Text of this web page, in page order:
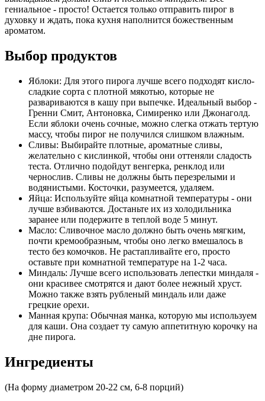
гениальное - просто! Остается только отправить пирог в
духовку и ждать, пока кухня наполнится божественным
ароматом.
Выбор продуктов
Яблоки: Для этого пирога лучше всего подходят кисло-
сладкие сорта с плотной мякотью, которые не
развариваются в кашу при выпечке. Идеальный выбор -
Гренни Смит, Антоновка, Симиренко или Джонаголд.
Если яблоки очень сочные, можно слегка отжать тертую
массу, чтобы пирог не получился слишком влажным.
Сливы: Выбирайте плотные, ароматные сливы,
желательно с кислинкой, чтобы они оттеняли сладость
теста. Отлично подойдут венгерка, ренклод или
чернослив. Сливы не должны быть перезрелыми и
водянистыми. Косточки, разумеется, удаляем.
Яйца: Используйте яйца комнатной температуры - они
лучше взбиваются. Достаньте их из холодильника
заранее или подержите в теплой воде 5 минут.
Масло: Сливочное масло должно быть очень мягким,
почти кремообразным, чтобы оно легко вмешалось в
тесто без комочков. Не растапливайте его, просто
оставьте при комнатной температуре на 1-2 часа.
Миндаль: Лучше всего использовать лепестки миндаля -
они красивее смотрятся и дают более нежный хруст.
Можно также взять рубленый миндаль или даже
грецкие орехи.
Манная крупа: Обычная манка, которую мы используем
для каши. Она создает ту самую аппетитную корочку на
дне пирога.
Ингредиенты
(На форму диаметром 20-22 см, 6-8 порций)